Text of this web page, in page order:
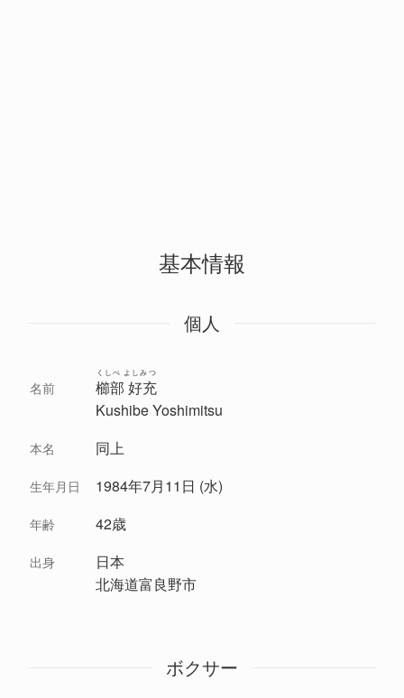
基本情報
個人
名前 櫛部 好充
くしべ よしみつ
Kushibe Yoshimitsu
本名 同上
生年月日 1984年7月11日 (水)
年齢 42歳
出身
日本
北海道富良野市
ボクサー